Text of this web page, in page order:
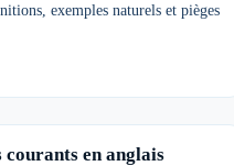
exemples naturels et pièges
courants en anglais